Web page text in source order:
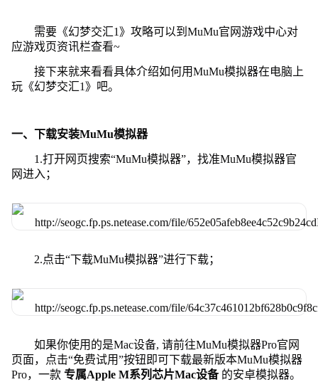
需要《幻梦交汇1》攻略可以到MuMu官网游戏中心对
应游戏页资讯栏查看~
接下来就来看看具体介绍如何用MuMu模拟器在电脑上
玩《幻梦交汇1》吧。
一、下载安装MuMu模拟器
1.打开网页搜索“MuMu模拟器”，找准MuMu模拟器官
网进入；
2.点击“下载MuMu模拟器”进行下载；
如果你使用的是Mac设备, 请前往MuMu模拟器Pro官网
页面，点击“免费试用”按钮即可下载最新版本MuMu模拟器
Pro，一款 专属Apple M系列芯片Mac设备 的安卓模拟器。